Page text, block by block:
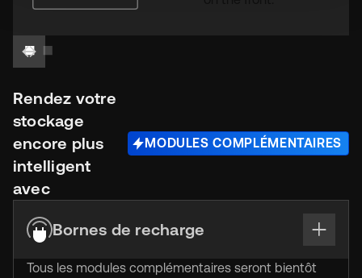
Rendez votre
stockage
encore plus
intelligent
avec
MODULES COMPLÉMENTAIRES
Bornes de recharge
Tous les modules complémentaires seront bientôt